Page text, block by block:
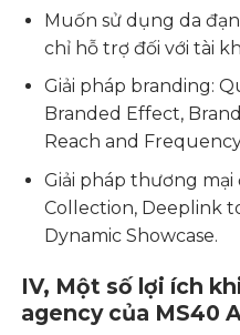
Muốn sử dụng da
chỉ hỗ trợ đối với tài
Giải pháp branding:
Branded Effect,
Reach and
Giải pháp thương
Collection, Deeplink
Dynamic Showcase.
IV, Một số lợi ích
agency của MS40